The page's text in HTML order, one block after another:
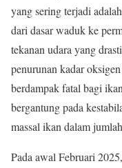
yang sering terjadi
dari dasar waduk ke
tekanan udara yang
penurunan kadar
berdampak fatal bagi
bergantung pada
massal ikan dalam
Pada awal Februari